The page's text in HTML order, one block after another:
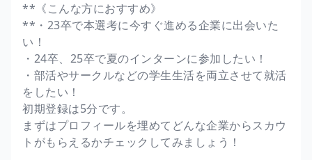
**《こんな方におすすめ》
**・23卒で本選考に今すぐ進める企業に出会いた
い！
・24卒、25卒で夏のインターンに参加したい！
・部活やサークルなどの学生生活を両立させて就活
をしたい！
初期登録は5分です。
まずはプロフィールを埋めてどんな企業からスカウ
トがもらえるかチェックしてみましょう！